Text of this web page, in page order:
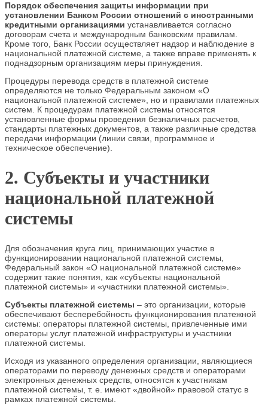
Порядок обеспечения защиты информации при
установлении Банком России отношений с иностранными
кредитными организациями устанавливается согласно
договорам счета и международным банковским правилам.
Кроме того, Банк России осуществляет надзор и наблюдение в
национальной платежной системе, а также вправе применять к
поднадзорным организациям меры принуждения.
Процедуры перевода средств в платежной системе
определяются не только Федеральным законом «О
национальной платежной системе», но и правилами платежных
систем. К процедурам платежной системы относятся
установленные формы проведения безналичных расчетов,
стандарты платежных документов, а также различные средства
передачи информации (линии связи, программное и
техническое обеспечение).
2. Субъекты и участники
национальной платежной
системы
Для обозначения круга лиц, принимающих участие в
функционировании национальной платежной системы,
Федеральный закон «О национальной платежной системе»
содержит такие понятия, как «субъекты национальной
платежной системы» и «участники платежной системы».
Субъекты платежной системы – это организации, которые
обеспечивают бесперебойность функционирования платежной
системы: операторы платежной системы, привлеченные ими
операторы услуг платежной инфраструктуры и участники
платежной системы.
Исходя из указанного определения организации, являющиеся
операторами по переводу денежных средств и операторами
электронных денежных средств, относятся к участникам
платежной системы, т. е. имеют «двойной» правовой статус в
рамках платежной системы.